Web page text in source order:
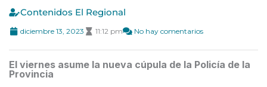
Contenidos El Regional
diciembre 13, 2023 11:12 pm No hay comentarios
El viernes asume la nueva cúpula de la Policía de la
Provincia